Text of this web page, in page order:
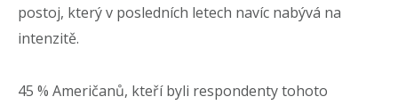
postoj, který v posledních letech navíc nabývá na
intenzitě.
45 % Američanů, kteří byli respondenty tohoto